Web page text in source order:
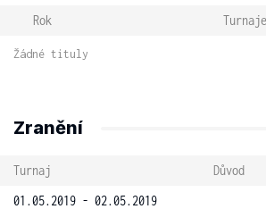
Rok Turnaje
Žádné tituly
Zranění
Turnaj
Důvod
01.05.2019 - 02.05.2019